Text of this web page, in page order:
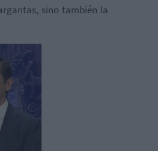
sino también la